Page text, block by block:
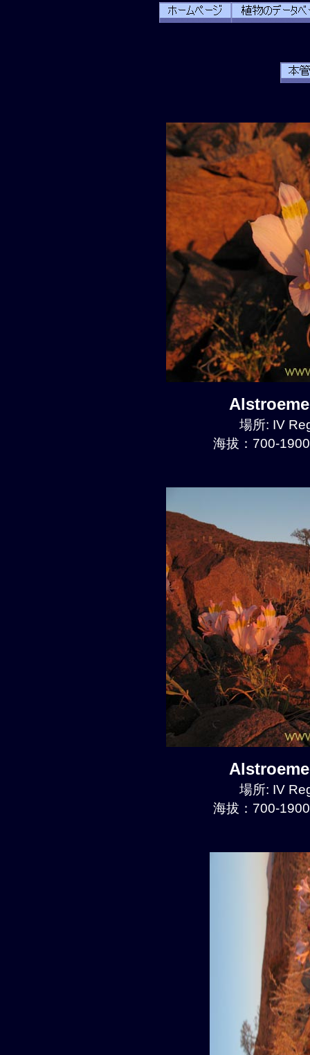
場所: IV
海拔：700-
場所: IV
海拔：700-